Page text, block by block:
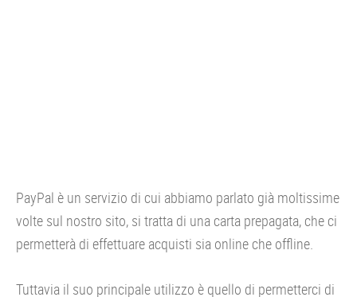
PayPal è un servizio di cui abbiamo parlato già moltissime
volte sul nostro sito, si tratta di una carta prepagata, che ci
permetterà di effettuare acquisti sia online che offline.
Tuttavia il suo principale utilizzo è quello di permetterci di